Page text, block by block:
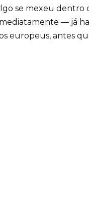
se mexeu dentro
— já
europeus, antes